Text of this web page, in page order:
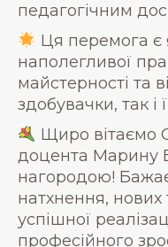
педагогічним
Ця перемога є
наполегливої
майстерності та
здобувачки, так і
Щиро вітаємо
доцента Марину
нагородою!
натхнення,
успішної
професійного